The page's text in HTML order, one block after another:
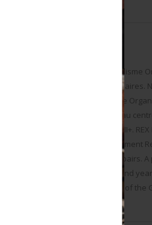
intitulé National Socialisme
titrant Le retour des Légionnaires.
intitulé National Socialisme
mars 1943, double perforation au
et patine des pièces. Etat II+. REX
Organe Intérieur du Mouvement
Numerous scotch repairs.
Rexiste, Mensuel, second
titled Stalingrad Sanctuary of the